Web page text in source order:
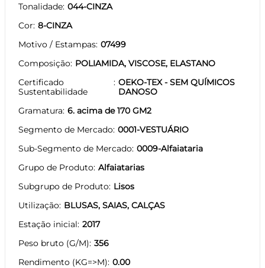
Tonalidade 044-CINZA
Cor 8-CINZA
Motivo / Estampas 07499
Composição POLIAMIDA, VISCOSE, ELASTANO
Certificado
Sustentabilidade
OEKO-TEX - SEM QUÍMICOS
DANOSO
Gramatura 6. acima de 170 GM2
Segmento de Mercado 0001-VESTUÁRIO
Sub-Segmento de Mercado 0009-Alfaiataria
Grupo de Produto Alfaiatarias
Subgrupo de Produto Lisos
Utilização BLUSAS, SAIAS, CALÇAS
Estação inicial 2017
Peso bruto (G/M) 356
Rendimento (KG=>M) 0.00